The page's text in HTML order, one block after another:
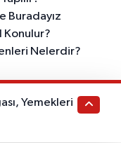
Buradayız
Konulur?
Nelerdir?
Teşhis Edilir?
Videosu
Yemekleri